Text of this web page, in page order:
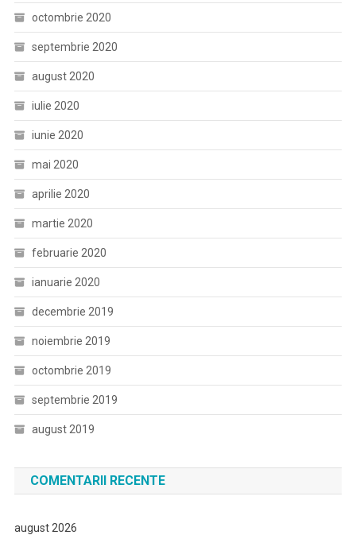
octombrie 2020
septembrie 2020
august 2020
iulie 2020
iunie 2020
mai 2020
aprilie 2020
martie 2020
februarie 2020
ianuarie 2020
decembrie 2019
noiembrie 2019
octombrie 2019
septembrie 2019
august 2019
COMENTARII RECENTE
august 2026